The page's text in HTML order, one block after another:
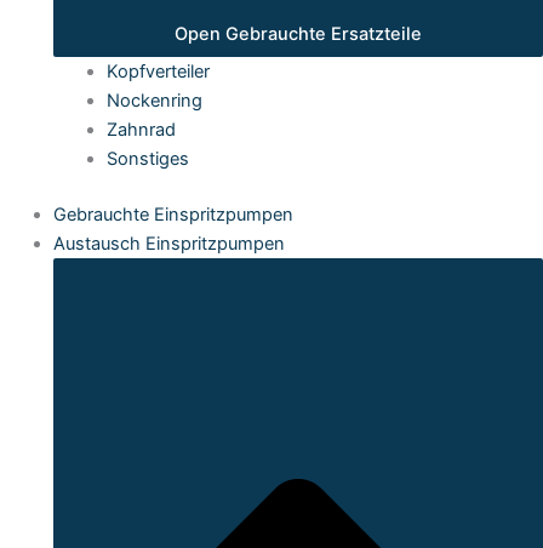
Open Gebrauchte Ersatzteile
Kopfverteiler
Nockenring
Zahnrad
Sonstiges
Gebrauchte Einspritzpumpen
Austausch Einspritzpumpen